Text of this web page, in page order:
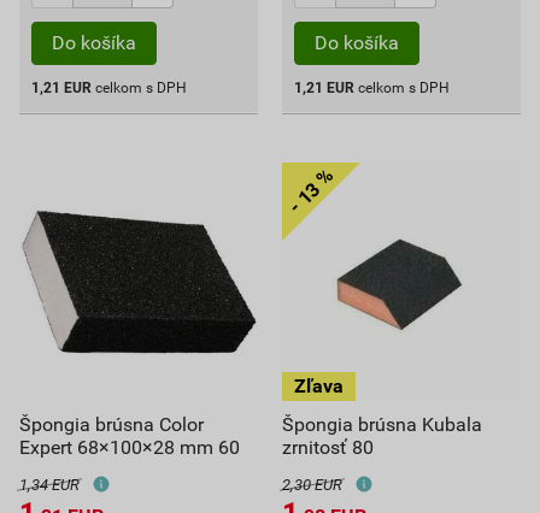
Do košíka
1,21 EUR celkom s DPH
Do košíka
1,21 EUR celkom s DPH
Špongia brúsna Color
Expert 68×100×28 mm 60
1,34 EUR
Špongia brúsna Kubala
zrnitosť 80
2,30 EUR